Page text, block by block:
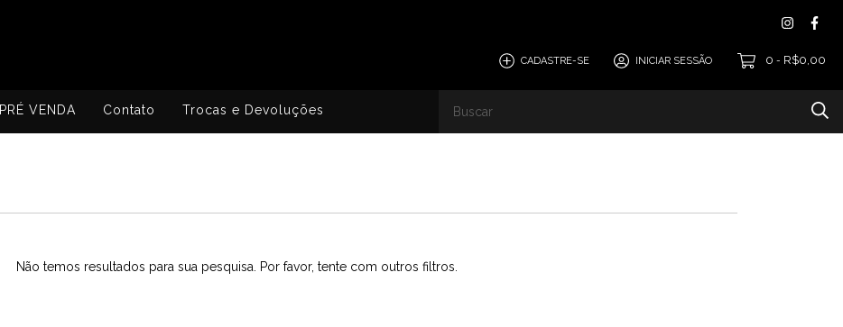
CADASTRE-SE INICIAR SESSÃO 0 - R$0,00
PRÉ VENDA Contato Trocas e Devoluções
Não temos resultados para sua pesquisa. Por favor, tente com outros filtros.